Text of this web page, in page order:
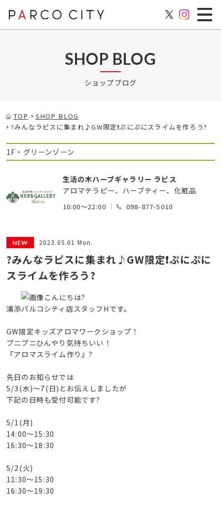
SHOP BLOG
ショップブログ
TOP
SHOP BLOG
?みんなラピスに集まれ♪GW限定❗️ぷにぷにスライムを作ろう?
1F・グリーンゾーン
生活の木ハーブギャラリー ラピス
アロマテラピー、ハーブティー、化粧品
10:00～22:00 098-877-5010
2023.05.01 Mon.
?みんなラピスに集まれ♪GW限定❗️ぷにぷに
スライムを作ろう?
こんにちは?
浦添パルコシティ店スタッフHです。
GW限定キッズアロマワークショップ！
プニプニひんやり気持ちいい！
『アロマスライム作り』?
先日のお知らせでは
5/3(水)〜7(日)とお伝えしましたが
下記の日時も受付可能です?
5/1(月)
14:00〜15:30
16:30〜18:30
5/2(火)
11:30〜15:30
16:30〜19:30